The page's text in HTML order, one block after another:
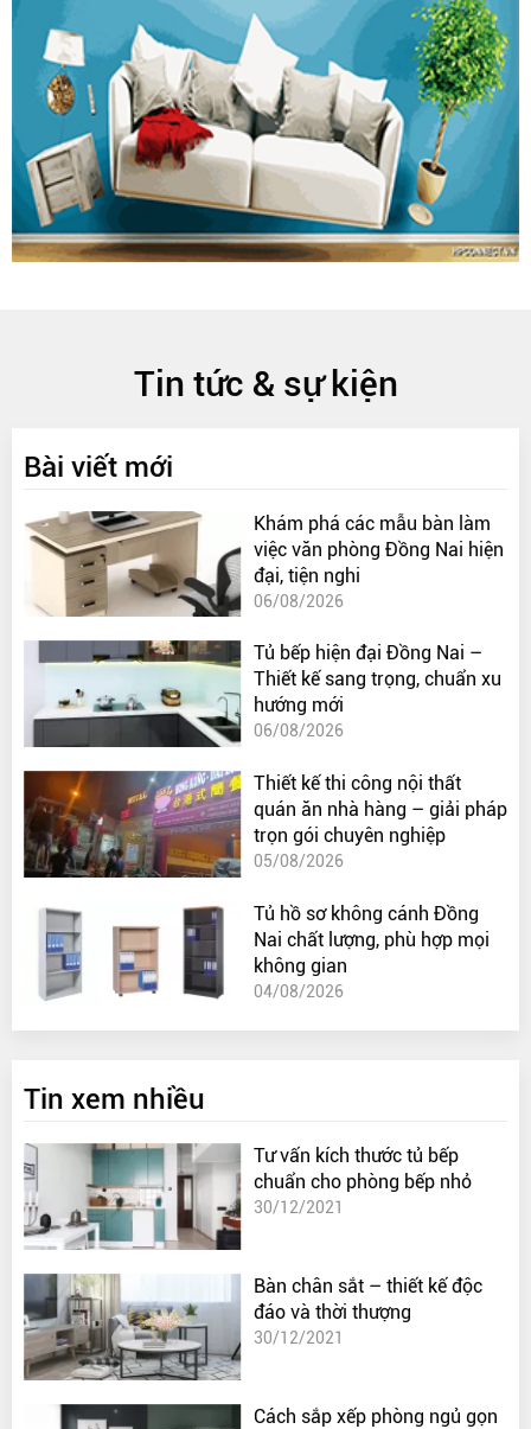
Tin tức & sự kiện
Bài viết mới
Khám phá các mẫu bàn làm
việc văn phòng Đồng Nai hiện
đại, tiện nghi
06/08/2026
Tủ bếp hiện đại Đồng Nai –
Thiết kế sang trọng, chuẩn xu
hướng mới
06/08/2026
Thiết kế thi công nội thất
quán ăn nhà hàng – giải pháp
trọn gói chuyên nghiệp
05/08/2026
Tủ hồ sơ không cánh Đồng
Nai chất lượng, phù hợp mọi
không gian
04/08/2026
Tin xem nhiều
Tư vấn kích thước tủ bếp
chuẩn cho phòng bếp nhỏ
30/12/2021
Bàn chân sắt – thiết kế độc
đáo và thời thượng
30/12/2021
Cách sắp xếp phòng ngủ gọn